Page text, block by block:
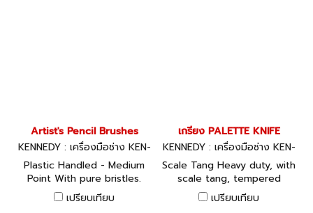
Artist's Pencil Brushes
KENNEDY : เครื่องมือช่าง KEN-
533-6391K, KEN-533-6392K
Plastic Handled - Medium
Point With pure bristles.
Each brush is marked with
its size. Medium point.
เปรียบเทียบ
เกรียง PALETTE KNIFE
KENNEDY : เครื่องมือช่าง KEN-
533-5540K, KEN-533-5560
K, KEN-533-5580K
Scale Tang Heavy duty, with
scale tang, tempered
flexible steel blades and
polished rosewood handles.
เปรียบเทียบ